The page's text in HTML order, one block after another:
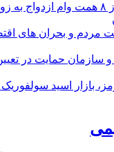
پرداخت بیش از ۸ همت وام
و بحران های
سازمان حمایت در
بازار اسید